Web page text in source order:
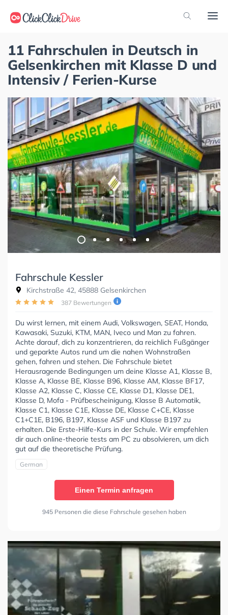
11 Fahrschulen in Deutsch in
Gelsenkirchen mit Klasse D und
Intensiv / Ferien-Kurse
Fahrschule Kessler
Kirchstraße 42, 45888 Gelsenkirchen
387 Bewertungen
Du wirst lernen, mit einem Audi, Volkswagen, SEAT, Honda,
Kawasaki, Suzuki, KTM, MAN, Iveco und Man zu fahren.
Achte darauf, dich zu konzentrieren, da reichlich Fußgänger
und geparkte Autos rund um die nahen Wohnstraßen
gehen, fahren und stehen. Die Fahrschule bietet
Herausragende Bedingungen um deine Klasse A1, Klasse B,
Klasse A, Klasse BE, Klasse B96, Klasse AM, Klasse BF17,
Klasse A2, Klasse C, Klasse CE, Klasse D1, Klasse DE1,
Klasse D, Mofa - Prüfbescheinigung, Klasse B Automatik,
Klasse C1, Klasse C1E, Klasse DE, Klasse C+CE, Klasse
C1+C1E, B196, B197, Klasse ASF und Klasse B197 zu
erhalten. Die Erste-Hilfe-Kurs in der Schule. Wir empfehlen
dir auch online-theorie tests am PC zu absolvieren, um dich
gut auf die theoretische Prüfung.
German
Einen Termin anfragen
945 Personen die diese Fahrschule gesehen haben